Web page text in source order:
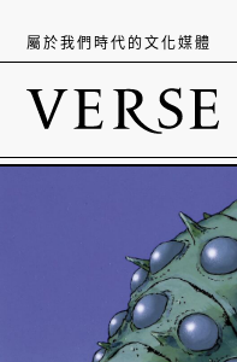
屬於我們時代的文化媒體